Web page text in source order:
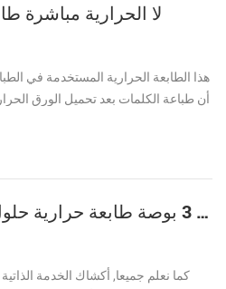
لا الحرارية مباشرة
أن طباعة الكلمات بعد تحميل الورق
KP-300H - جديد 3 بوصة طابعة حرارية حلول الأكشاك
كما نعلم جميعا, أكشاك الخدمة